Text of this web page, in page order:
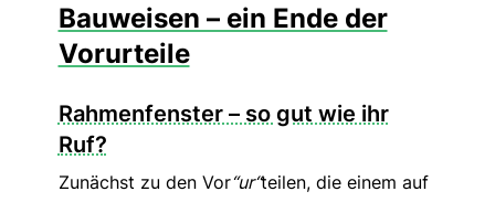
Bauweisen – ein Ende der
Vorurteile
Rahmenfenster – so gut wie ihr
Ruf?
Zunächst zu den Vor“ur“teilen, die einem auf